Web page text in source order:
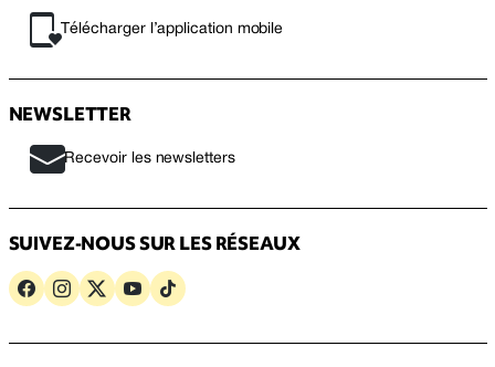
Télécharger l’application mobile
NEWSLETTER
Recevoir les newsletters
SUIVEZ-NOUS SUR LES RÉSEAUX